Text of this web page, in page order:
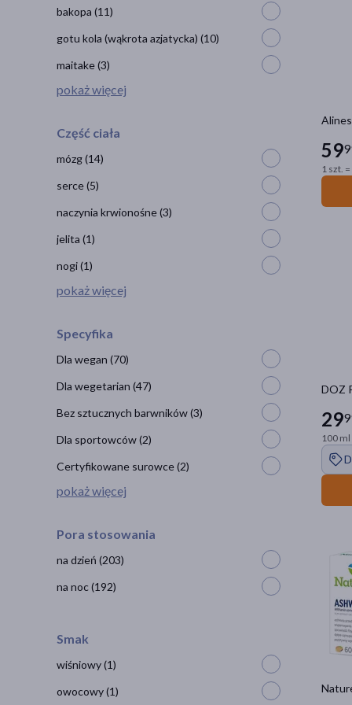
59
1 szt.
DOZ
29
100 ml
bakopa (11)
gotu kola (wąkrota azjatycka) (10)
maitake(3)
pokaż więcej
Część ciała
mózg(14)
serce(5)
naczynia krwionośne(3)
jelita (1)
nogi(1)
pokaż więcej
Specyfika
Dla wegan (70)
Dla wegetarian (47)
Bez sztucznych barwników(3)
Dla sportowców(2)
Certyfikowane surowce(2)
pokaż więcej
Pora stosowania
na dzień (203)
na noc(192)
Smak
wiśniowy(1)
owocowy(1)